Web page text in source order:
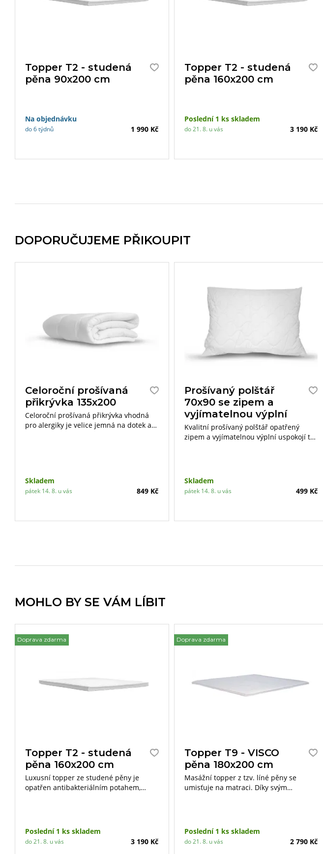
Topper T2 - studená
pěna 90x200 cm
Na objednávku
do 6 týdnů 1 990 Kč
Topper T2 - studená
pěna 160x200 cm
Poslední 1 ks skladem
do 21. 8. u vás 3 190 Kč
DOPORUČUJEME PŘIKOUPIT
Celoroční prošívaná
přikrývka 135x200
Celoroční prošívaná přikrývka vhodná
pro alergiky je velice jemná na dotek a
Skladem
pátek 14. 8. u vás 849 Kč
Prošívaný polštář
70x90 se zipem a
vyjímatelnou výplní
Kvalitní prošívaný polštář opatřený
zipem a vyjímatelnou výplní uspokojí ty
Skladem
pátek 14. 8. u vás 499 Kč
MOHLO BY SE VÁM LÍBIT
Doprava zdarma
Topper T2 - studená
pěna 160x200 cm
Luxusní topper ze studené pěny je
opatřen antibakteriálním potahem,
Poslední 1 ks skladem
do 21. 8. u vás 3 190 Kč
Doprava zdarma
Topper T9 - VISCO
pěna 180x200 cm
Masážní topper z tzv. líné pěny se
umisťuje na matraci. Díky svým
Poslední 1 ks skladem
do 21. 8. u vás 2 790 Kč